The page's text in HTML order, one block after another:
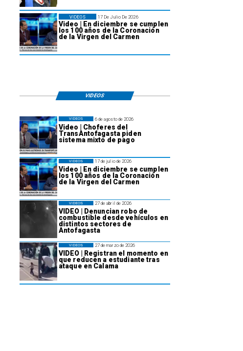
17 De Julio De 2026
Video | En diciembre se cumplen
los 100 años de la Coronación
de la Virgen del Carmen
VIDEOS
VIDEOS
6 de agosto de 2026
Video | Choferes del
TransAntofagasta piden
sistema mixto de pago
VIDEOS
17 de julio de 2026
Video | En diciembre se cumplen
los 100 años de la Coronación
de la Virgen del Carmen
VIDEOS
27 de abril de 2026
VIDEO | Denuncian robo de
combustible desde vehículos en
distintos sectores de
Antofagasta
VIDEOS
27 de marzo de 2026
VIDEO | Registran el momento en
que reducen a estudiante tras
ataque en Calama
VIDEOS